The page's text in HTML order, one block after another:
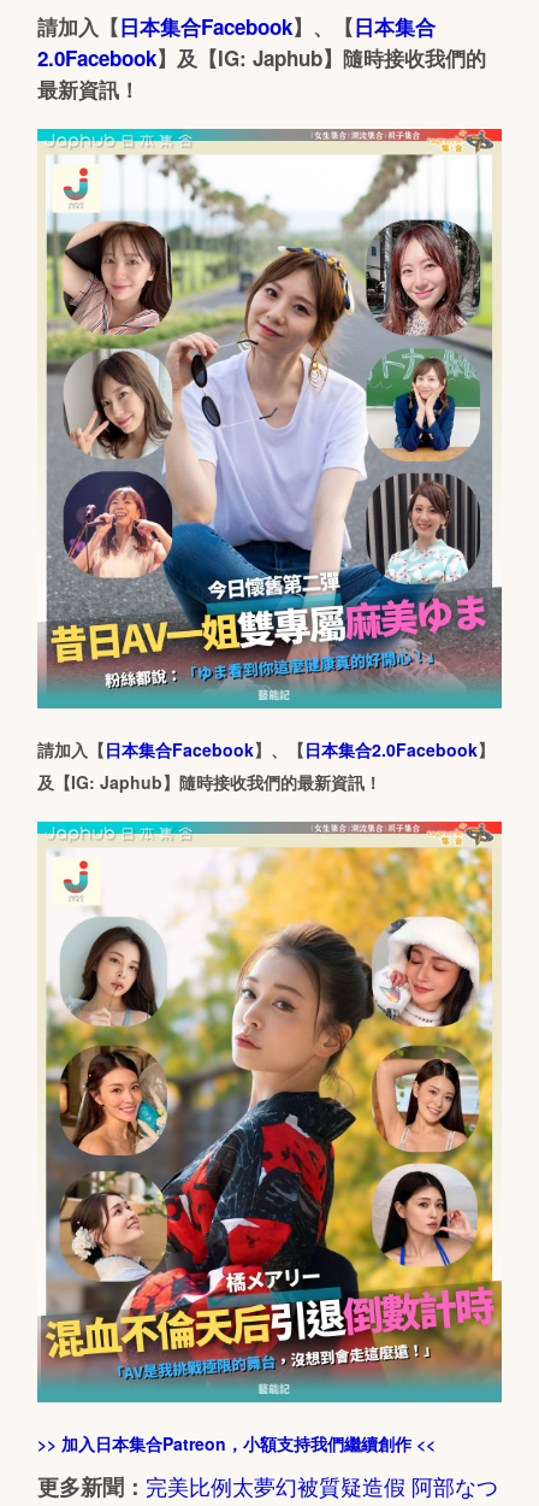
請加入【日本集合Facebook】、【日本集合
2.0Facebook】及【IG: Japhub】隨時接收我們的
最新資訊！
請加入【日本集合Facebook】、【日本集合2.0Facebook】
及【IG: Japhub】隨時接收我們的最新資訊！
>> 加入日本集合Patreon，小額支持我們繼續創作 <<
更多新聞： 完美比例太夢幻被質疑造假 阿部なつ